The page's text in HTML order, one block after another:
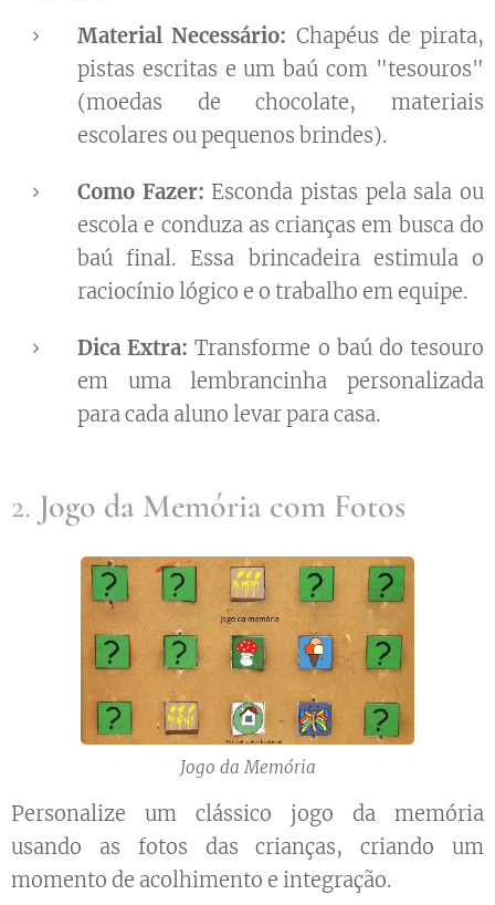
Material Necessário: Chapéus de pirata,
pistas escritas e um baú com "tesouros"
(moedas de chocolate, materiais
escolares ou pequenos brindes).
Como Fazer: Esconda pistas pela sala ou
escola e conduza as crianças em busca do
baú final. Essa brincadeira estimula o
raciocínio lógico e o trabalho em equipe.
Dica Extra: Transforme o baú do tesouro
em uma lembrancinha personalizada
para cada aluno levar para casa.
2. Jogo da Memória com Fotos
Jogo da Memória
Personalize um clássico jogo da memória
usando as fotos das crianças, criando um
momento de acolhimento e integração.